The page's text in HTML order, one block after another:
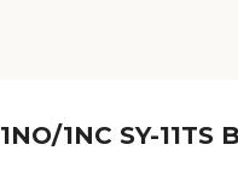
1NC SY-11TS